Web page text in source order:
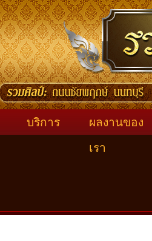
บริการ
ผลงานของ
เรา